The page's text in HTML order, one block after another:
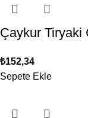
Çaykur Tiryaki
₺152,34
Sepete Ekle